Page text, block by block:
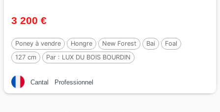
3 200 €
Poney à vendre Hongre New Forest Bai
Foal
127 cm
Par : LUX DU BOIS BOURDIN
Cantal Professionnel